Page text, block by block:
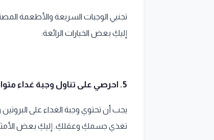
تجنبي الوجبات السريعة والأطعمة
إليكِ بعض الخيارات الرائعة:
5. احرصي على تناول وجبة غداء متوازنة
يجب أن تحتوي وجبة الغداء على
تغذي جسمكِ وعقلكِ. إليكِ بعض